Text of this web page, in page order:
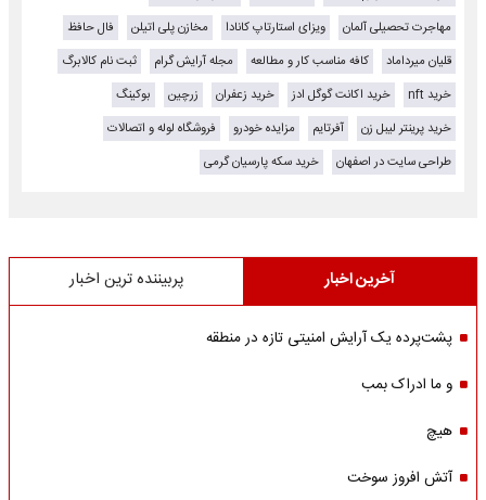
مهاجرت تحصیلی آلمان
ویزای استارتاپ کانادا مخازن پلی اتیلن
فال حافظ
قلیان میرداماد
کافه مناسب کار و مطالعه مجله آرایش گرام
ثبت نام کالابرگ
خرید nft
خرید اکانت گوگل ادز خرید زعفران زرچین
بوکینگ
خرید پرینتر لیبل زن
آفرتایم مزایده خودرو
فروشگاه لوله و اتصالات
طراحی سایت در اصفهان
خرید سکه پارسیان گرمی
آخرین اخبار پربیننده ترین اخبار
پشت‌پرده یک آرایش امنیتی تازه در منطقه
و ما ادراک بمب
هیچ
آتش افروز سوخت